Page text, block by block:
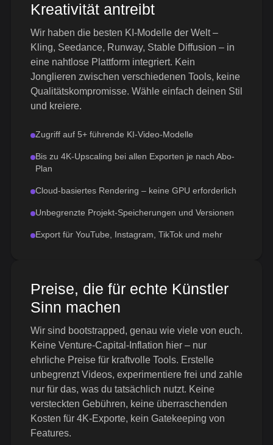
Kreativität antreibt
Wir haben die besten KI-Modelle der Welt –
Kling, Seedance, Runway, Stable Diffusion – in
eine nahtlose Plattform integriert. Kein
Jonglieren zwischen verschiedenen Tools, keine
Qualitätskompromisse. Wähle einfach deinen Stil
und kreiere.
Zugriff auf 5+ führende KI-Video-Modelle
Bis zu 4K-Upscaling bei allen Exporten je nach Abo-
Plan
Cloud-basiertes Rendering – keine GPU erforderlich
Unbegrenzte Projekt-Speicherungen und Versionen
Export für YouTube, Instagram, TikTok und mehr
Preise, die für echte Künstler
Sinn machen
Wir sind bootstrapped, genau wie viele von euch.
Keine Venture-Capital-Inflation hier – nur
ehrliche Preise für kraftvolle Tools. Erstelle
unbegrenzt Videos, experimentiere frei und zahle
nur für das, was du tatsächlich nutzt. Keine
versteckten Gebühren, keine überraschenden
Kosten für 4K-Exporte, kein Gatekeeping von
Features.